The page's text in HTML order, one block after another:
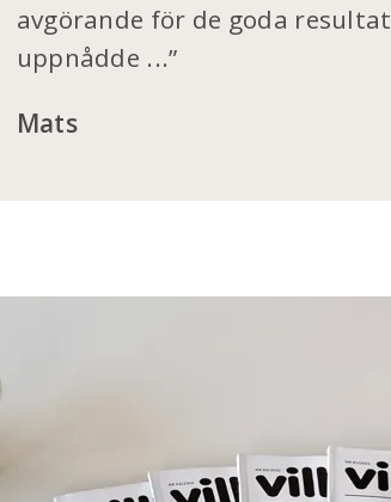
avgörande för de goda
uppnådde ...
Mats